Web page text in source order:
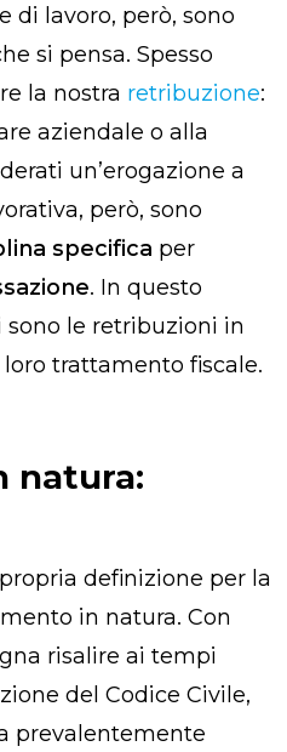
di lavoro, però, sono
si pensa. Spesso
la nostra retribuzione:
aziendale o alla
un’erogazione a
però, sono
specifica per
. In questo
le retribuzioni in
trattamento fiscale.
natura:
definizione per la
in natura. Con
risalire ai tempi
del Codice Civile,
prevalentemente